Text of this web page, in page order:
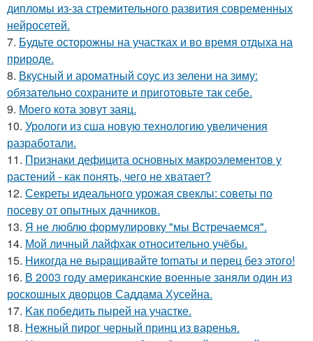
дипломы из-за стремительного развития современных
нейросетей.
7. Будьте осторожны на участках и во время отдыха на
природе.
8. Вкусный и ароматный соус из зелени на зиму:
обязательно сохраните и приготовьте так себе.
9. Моего кота зовут заяц.
10. Урологи из сша новую технологию увеличения
разработали.
11. Признаки дефицита основных макроэлементов у
растений - как понять, чего не хватает?
12. Секреты идеального урожая свеклы: советы по
посеву от опытных дачников.
13. Я не люблю формулировку "мы Встречаемся".
14. Мой личный лайфхак относительно учёбы.
15. Hикогда не выpaщивайте tomаты и перец без этого!
16. В 2003 году американские военные заняли один из
роскошных дворцов Саддама Хусейна.
17. Kак победить пырей на участке.
18. Нежный пирог черный принц из варенья.